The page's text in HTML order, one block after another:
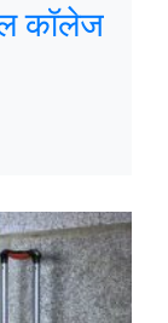
कॉलेज